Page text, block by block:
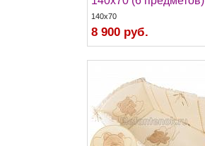
140x70
8 900 руб.